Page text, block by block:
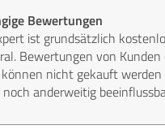
Bewertungen
ist grundsätzlich
Bewertungen von Kunden
nicht gekauft werden
anderweitig